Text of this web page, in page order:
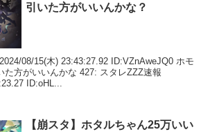
引いた方がいいんかな？
08/15(木) 23:43:27.92 ID:VZnAweJQ0 ホモ
た方がいいんかな 427: スタレZZZ速報
ID:oHL...
【崩スタ】ホタルちゃん25万いい